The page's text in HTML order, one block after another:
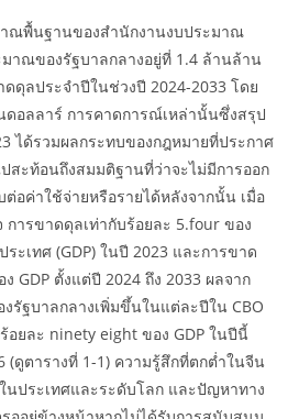
ณพื้นฐานของสำนักงานงบประมาณ
าณของรัฐบาลกลางอยู่ที่ 1.4 ล้านล้าน
ดุลประจำปีในช่วงปี 2024-2033 โดย
ดอลลาร์ การคาดการณ์เหล่านั้นซึ่งสรุป
ได้รวมผลกระทบของกฎหมายที่ประกาศ
ะท้อนถึงสมมติฐานที่ว่าจะไม่มีการออก
อค่าใช้จ่ายหรือรายได้หลังจากนั้น เมื่อ
การขาดดุลเท่ากับร้อยละ 5.four ของ
เทศ (GDP) ในปี 2023 และการขาด
GDP ตั้งแต่ปี 2024 ถึง 2033 ผลจาก
รัฐบาลกลางเพิ่มขึ้นในแต่ละปีใน CBO
ยละ ninety eight ของ GDP ในปีนี้
(ดูตารางที่ 1-1) ความรู้สึกที่ตกต่ำในจีน
นประเทศและระดับโลก และปัญหาทาง